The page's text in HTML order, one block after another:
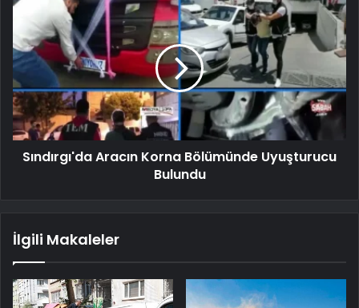
Sındırgı'da Aracın Korna Bölümünde Uyuşturucu
Bulundu
İlgili Makaleler